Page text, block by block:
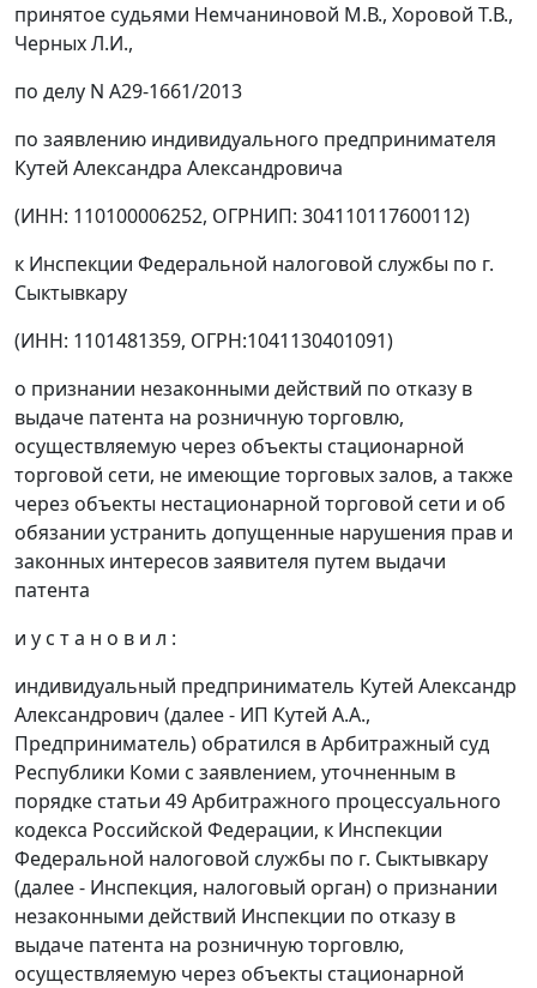
принятое судьями Немчаниновой М.В., Хоровой Т.В.,
Черных Л.И.,
по делу N А29-1661/2013
по заявлению индивидуального предпринимателя
Кутей Александра Александровича
(ИНН: 110100006252, ОГРНИП: 304110117600112)
к Инспекции Федеральной налоговой службы по г.
Сыктывкару
(ИНН: 1101481359, ОГРН:1041130401091)
о признании незаконными действий по отказу в
выдаче патента на розничную торговлю,
осуществляемую через объекты стационарной
торговой сети, не имеющие торговых залов, а также
через объекты нестационарной торговой сети и об
обязании устранить допущенные нарушения прав и
законных интересов заявителя путем выдачи
патента
и у с т а н о в и л :
индивидуальный предприниматель Кутей Александр
Александрович (далее - ИП Кутей А.А.,
Предприниматель) обратился в Арбитражный суд
Республики Коми с заявлением, уточненным в
порядке статьи 49Арбитражного процессуального
кодекса Российской Федерации, к Инспекции
Федеральной налоговой службы по г. Сыктывкару
(далее - Инспекция, налоговый орган) о признании
незаконными действий Инспекции по отказу в
выдаче патента на розничную торговлю,
осуществляемую через объекты стационарной